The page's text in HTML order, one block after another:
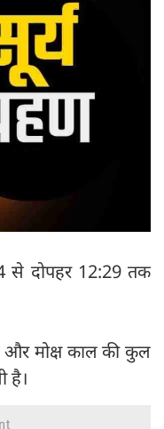
से दोपहर 12:29 तक
और मोक्ष काल की कुल
है।